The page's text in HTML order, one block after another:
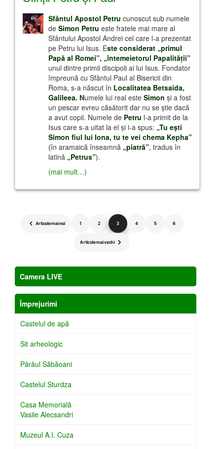
Sfântul Apostol Petru cunoscut sub numele
de Simon Petru este fratele mai mare al
Sfântului Apostol Andrei cel care l-a prezentat
pe Petru lui Isus. Este considerat „primul
Papă al Romei”, „întemeietorul Papalităţii”
unul dintre primii discipoli ai lui Isus. Fondator
împreună cu Sfântul Paul al Bisericii din
Roma, s-a născut în Localitatea Betsaida,
Galileea. Numele lui real este Simon şi a fost
un pescar evreu căsătorit dar nu se ştie dacă
a avut copii. Numele de Petru l-a primit de la
Isus care s-a uitat la el şi i-a spus: „Tu eşti
Simon fiul lui Iona, tu te vei chema Kepha”
(în aramaică înseamnă „piatră”, tradus în
latină „Petrus”).
(mai mult…)
Paginație
Articole mai noi 1 2 3 4 5 6
Articole mai vechi
Camera LIVE
Împrejurimi
Castelul de apă
Sit arheologic
Pârâul Săbăoani
Castelul Sturdza
Casa Memorială
Vasile Alecsandri
Muzeul A.I. Cuza